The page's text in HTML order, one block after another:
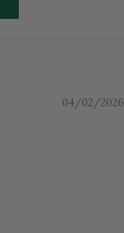
04/02/2026